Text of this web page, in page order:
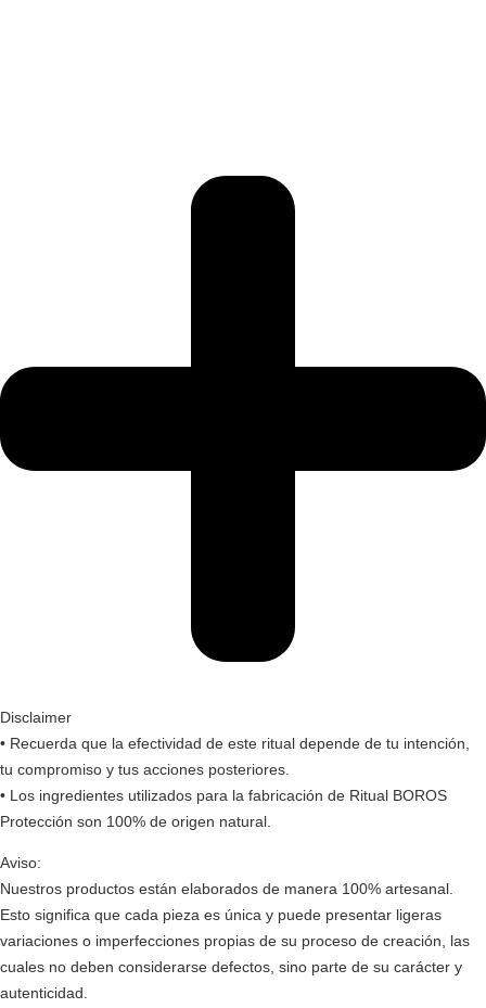
Disclaimer
• Recuerda que la efectividad de este ritual depende de tu intención,
tu compromiso y tus acciones posteriores.
• Los ingredientes utilizados para la fabricación de Ritual BOROS
Protección son 100% de origen natural.
Aviso:
Nuestros productos están elaborados de manera 100% artesanal.
Esto significa que cada pieza es única y puede presentar ligeras
variaciones o imperfecciones propias de su proceso de creación, las
cuales no deben considerarse defectos, sino parte de su carácter y
autenticidad.